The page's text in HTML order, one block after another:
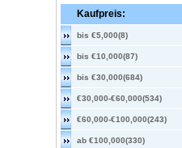
Kaufpreis:
bis €5,000(8)
bis €10,000(87)
bis €30,000(684)
€30,000-€60,000(534)
€60,000-€100,000(243)
ab €100,000(330)